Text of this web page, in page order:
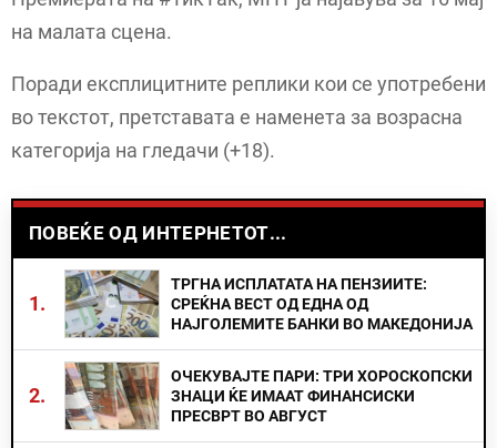
на малата сцена.
Поради експлицитните реплики кои се употребени
во текстот, претставата е наменета за возрасна
категорија на гледачи (+18).
ПОВЕЌЕ ОД ИНТЕРНЕТОТ...
1.
ТРГНА ИСПЛАТАТА НА ПЕНЗИИТЕ:
СРЕЌНА ВЕСТ ОД ЕДНА ОД
НАЈГОЛЕМИТЕ БАНКИ ВО МАКЕДОНИЈА
2.
ОЧЕКУВАЈТЕ ПАРИ: ТРИ ХОРОСКОПСКИ
ЗНАЦИ ЌЕ ИМААТ ФИНАНСИСКИ
ПРЕСВРТ ВО АВГУСТ